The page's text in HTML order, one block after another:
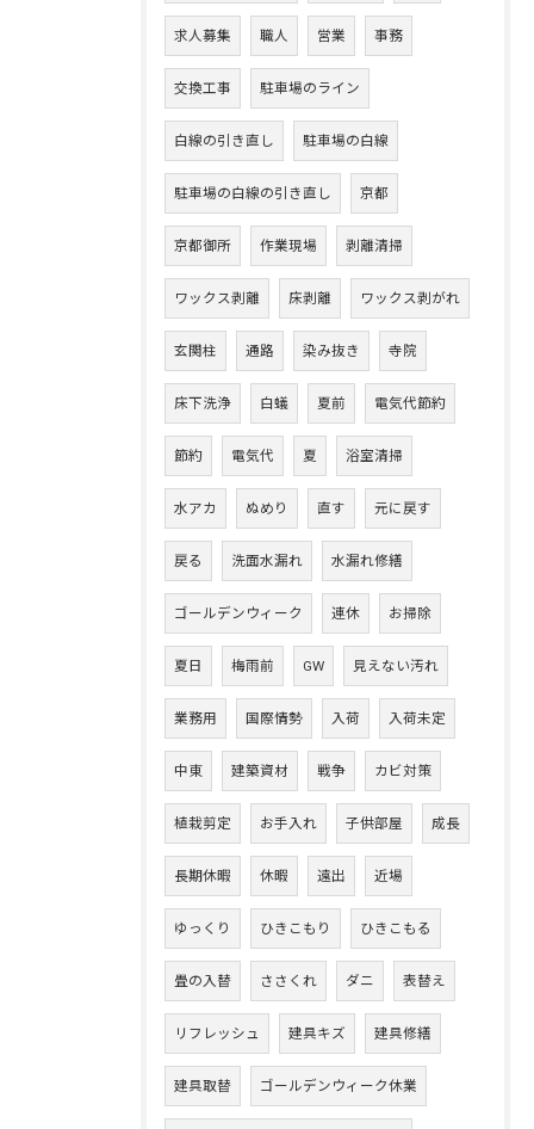
求人募集 職人 営業 事務
交換工事 駐車場のライン
白線の引き直し 駐車場の白線
駐車場の白線の引き直し 京都
京都御所 作業現場 剥離清掃
ワックス剥離 床剥離 ワックス剥がれ
玄関柱 通路 染み抜き 寺院
床下洗浄 白蟻 夏前 電気代節約
節約 電気代 夏 浴室清掃
水アカ ぬめり 直す 元に戻す
戻る 洗面水漏れ 水漏れ修繕
ゴールデンウィーク 連休 お掃除
夏日 梅雨前 GW 見えない汚れ
業務用 国際情勢 入荷 入荷未定
中東 建築資材 戦争 カビ対策
植栽剪定 お手入れ 子供部屋 成長
長期休暇 休暇 遠出 近場
ゆっくり ひきこもり ひきこもる
畳の入替 ささくれ ダニ 表替え
リフレッシュ 建具キズ 建具修繕
建具取替 ゴールデンウィーク休業